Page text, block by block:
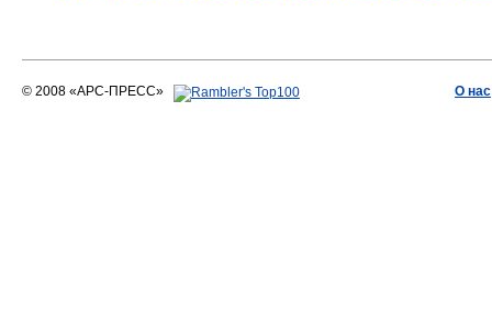
© 2008 «АРС-ПРЕСС» О нас